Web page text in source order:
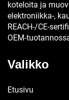
koteloita ja
elektroniikka-,
REACH-/CE-
OEM-
Valikko
Etusivu